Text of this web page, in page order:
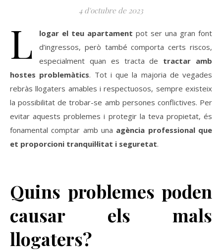
4 d'octubre de 2023
L logar el teu apartament pot ser una gran font
d’ingressos, però també comporta certs riscos,
especialment quan es tracta de tractar amb
hostes problemàtics. Tot i que la majoria de vegades
rebràs llogaters amables i respectuosos, sempre existeix
la possibilitat de trobar-se amb persones conflictives. Per
evitar aquests problemes i protegir la teva propietat, és
fonamental comptar amb una agència professional que
et proporcioni tranquil·litat i seguretat.
Quins problemes poden
causar els mals
llogaters?